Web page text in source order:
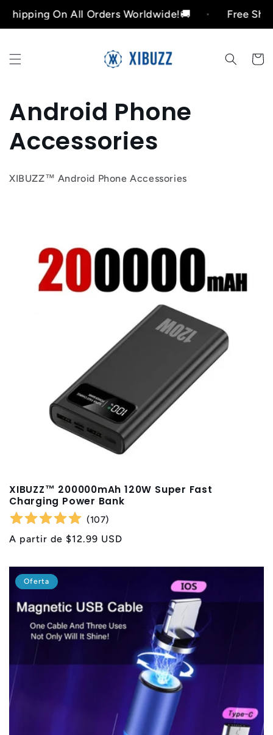
directamente
On All Orders Worldwide!🚚 Free
Carrito
C
o
l
Android Phone
Accessories
XIBUZZ™ Android Phone Accessories
XIBUZZ™ 200000mAh 120W Super Fast
Charging Power Bank
(107)
Precio
A partir de $12.99 USD
Oferta